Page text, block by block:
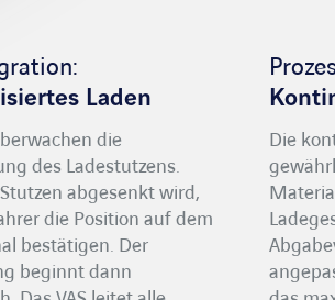
Laden
die
des Ladestutzens.
abgesenkt wird,
die Position auf dem
bestätigen. Der
beginnt dann
Die